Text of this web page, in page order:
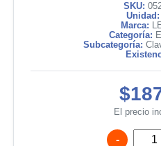
SKU:
Unidad:
Marca:
Categoría:
Subcategoría:
El precio
-